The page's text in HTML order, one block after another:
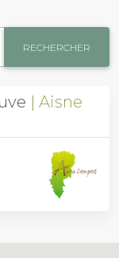
RECHERCHER
Aisne